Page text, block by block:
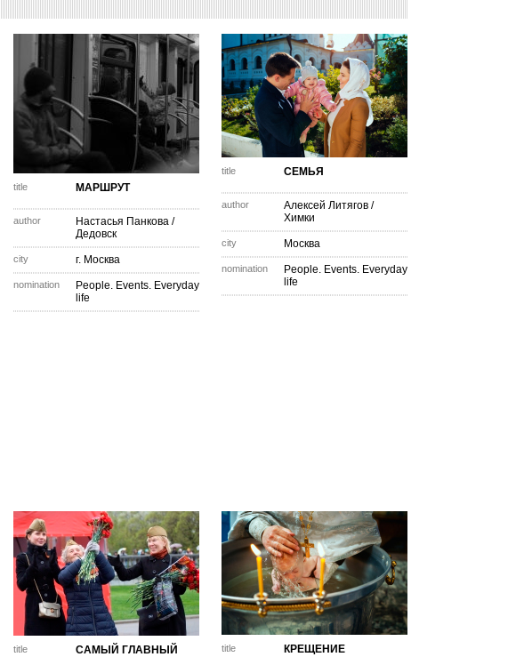
title МАРШРУТ
author Настасья Панкова /
Дедовск
city г. Москва
nomination
People. Events. Everyday
life
title СЕМЬЯ
author Алексей Литягов /
Химки
city Москва
nomination
People. Events. Everyday
life
title
САМЫЙ ГЛАВНЫЙ
title КРЕЩЕНИЕ